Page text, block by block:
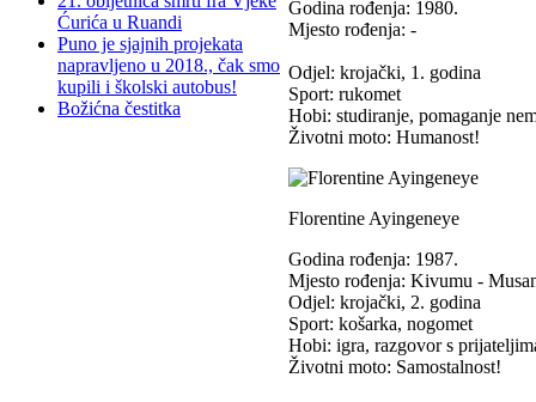
Ćurića u Ruandi
Puno je sjajnih projekata
napravljeno u 2018., čak smo
kupili i školski autobus!
Božićna čestitka
Godina rođenja: 1980.
Mjesto rođenja: -
Odjel: krojački, 1. godina
Sport: rukomet
Hobi: studiranje, pomaganje
Životni moto: Humanost!
Florentine Ayingeneye
Godina rođenja: 1987.
Mjesto rođenja: Kivumu -
Odjel: krojački, 2. godina
Sport: košarka, nogomet
Hobi: igra, razgovor s
Životni moto: Samostalnost!